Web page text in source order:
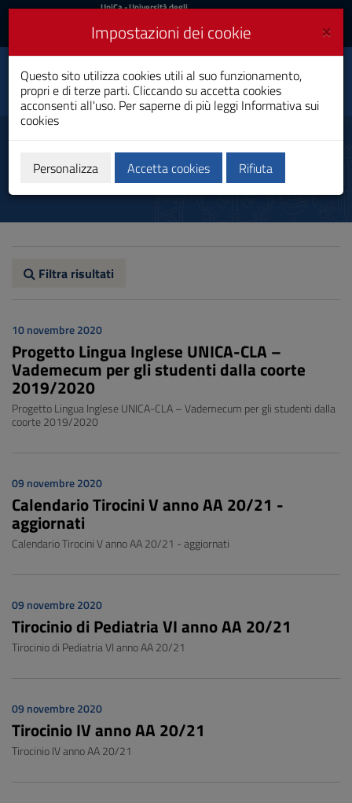
Vai
al
navigazione
sito
Footer
UniCa
Accedi
UniCa- Università degli
Accedi UniCA News
Toggle
navigation
Medicina e Chirurgia
Laurea Magistrale a Ciclo Unico
Avvisi
Filtra risultati
10 novembre 2020
Progetto Lingua Inglese UNICA-CLA –
Vademecum per gli studenti dalla coorte
2019/2020
Progetto Lingua Inglese UNICA-CLA – Vademecum per gli studenti dalla
coorte 2019/2020
09 novembre 2020
Calendario Tirocini V anno AA 20/21 -
aggiornati
Calendario Tirocini V anno AA 20/21 - aggiornati
09 novembre 2020
Tirocinio di Pediatria VI anno AA 20/21
Tirocinio di Pediatria VI anno AA 20/21
09 novembre 2020
Tirocinio IV anno AA 20/21
Tirocinio IV anno AA 20/21
×
Impostazioni dei cookie
Questo sito utilizza cookies utili al suo funzionamento,
propri e di terze parti. Cliccando su accetta cookies
acconsenti all'uso. Per saperne di più leggi Informativa sui
cookies
Personalizza Accetta cookies Rifiuta